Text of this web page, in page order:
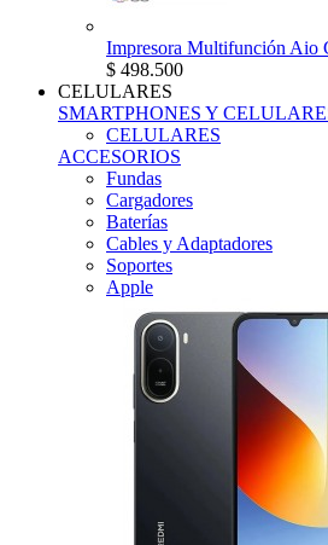
Impresora Multifunción Aio
$ 498.500
CELULARES
SMARTPHONES Y
CELULARES
ACCESORIOS
Fundas
Cargadores
Baterías
Cables y Adaptadores
Soportes
Apple